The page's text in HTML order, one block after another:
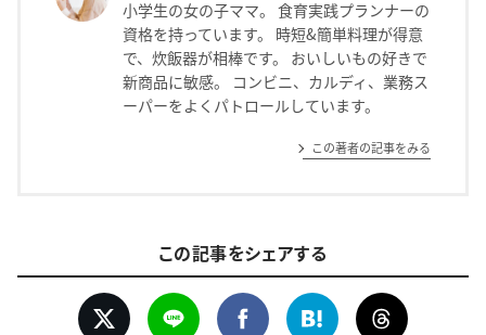
小学生の女の子ママ。 食育実践プランナーの
資格を持っています。 時短&簡単料理が得意
で、炊飯器が相棒です。 おいしいもの好きで
新商品に敏感。 コンビニ、カルディ、業務ス
ーパーをよくパトロールしています。
この著者の記事をみる
この記事をシェアする